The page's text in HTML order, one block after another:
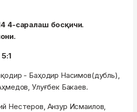
4-саралаш босқичи.
- Баҳодир Насимов(дубль),
Улуғбек Бакаев.
Нестеров, Анзур Исмаилов,